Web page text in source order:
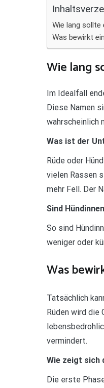
Wie lang sollte
Was bewirkt
Wie lang
Im Idealfall
Diese Namen
wahrscheinlich
Was ist der
Rüde oder
vielen Rassen
mehr Fell. Der
Sind
So sind
weniger oder
Was
Tatsächlich
Rüden wird die
vermindert.
Wie zeigt sich
Die erste